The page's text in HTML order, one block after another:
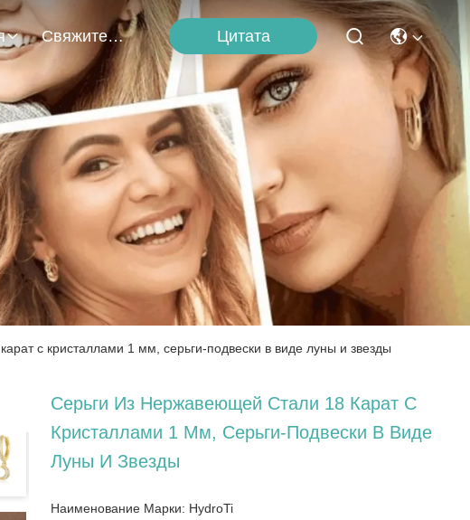
Свяжитесь С Нами Цитата
с кристаллами 1 мм, серьги-подвески в виде луны и звезды
Серьги Из Нержавеющей Стали 18 Карат С
Кристаллами 1 Мм, Серьги-Подвески В Виде
Луны И Звезды
Наименование Марки: HydroTi